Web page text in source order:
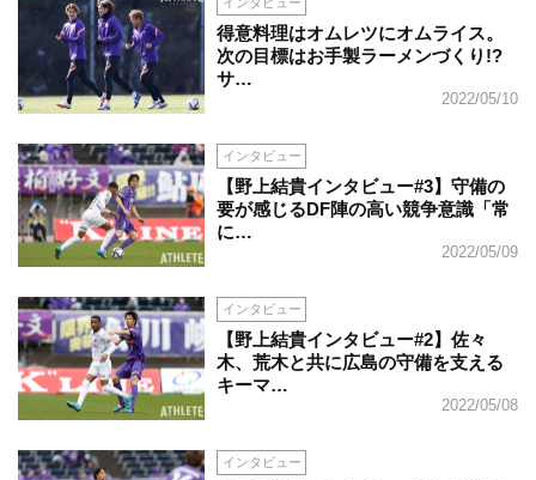
得意料理はオムレツにオムライス。
次の目標はお手製ラーメンづくり!?
サ…
2022/05/10
インタビュー
【野上結貴インタビュー#3】守備の
要が感じるDF陣の高い競争意識「常
に…
2022/05/09
インタビュー
【野上結貴インタビュー#2】佐々
木、荒木と共に広島の守備を支える
キーマ…
2022/05/08
インタビュー